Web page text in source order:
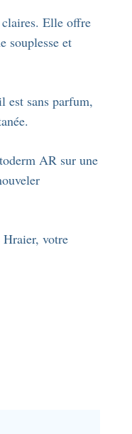
Elle offre
souplesse et
est sans parfum,
AR sur une
votre